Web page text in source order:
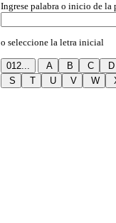
Ingrese palabra o inicio de la
o seleccione la letra inicial